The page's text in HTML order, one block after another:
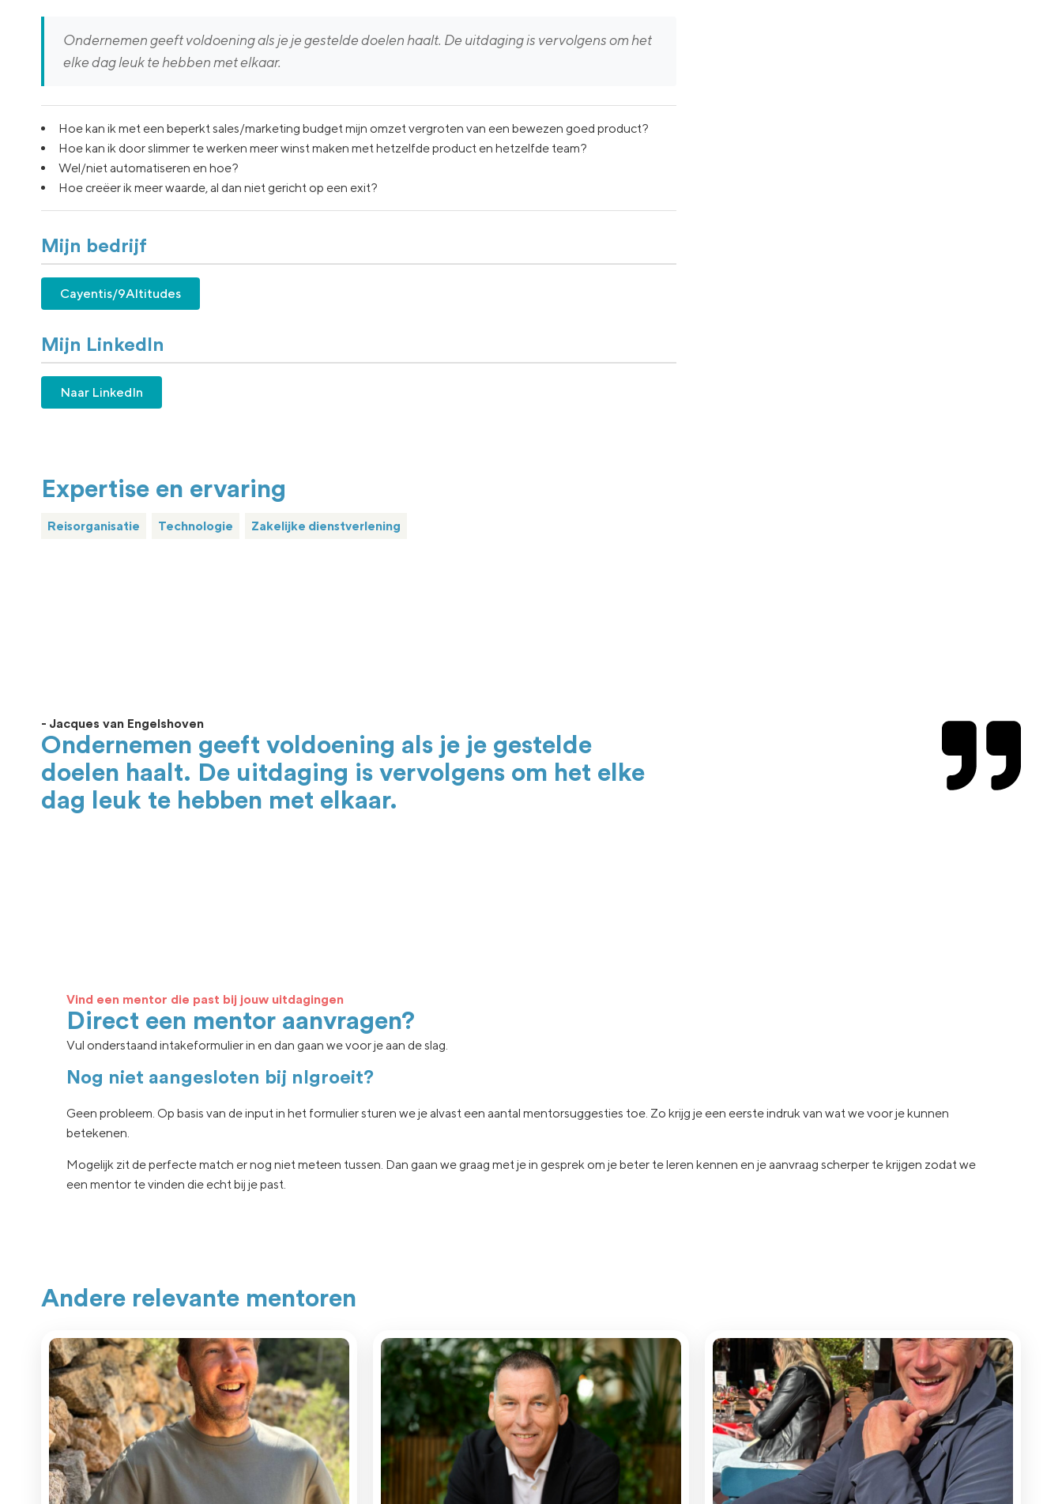
Ondernemen geeft voldoening als je je gestelde doelen haalt. De uitdaging is vervolgens om het
elke dag leuk te hebben met elkaar.
Hoe kan ik met een beperkt sales/marketing budget mijn omzet vergroten van een bewezen goed product?
Hoe kan ik door slimmer te werken meer winst maken met hetzelfde product en hetzelfde team?
Wel/niet automatiseren en hoe?
Hoe creëer ik meer waarde, al dan niet gericht op een exit?
Mijn bedrijf
Cayentis/9Altitudes
Mijn LinkedIn
Naar LinkedIn
Expertise en ervaring
Reisorganisatie Technologie Zakelijke dienstverlening
- Jacques van Engelshoven
Ondernemen geeft voldoening als je je gestelde
doelen haalt. De uitdaging is vervolgens om het elke
dag leuk te hebben met elkaar.
Vind een mentor die past bij jouw uitdagingen
Direct een mentor aanvragen?
Vul onderstaand intakeformulier in en dan gaan we voor je aan de slag.
Nog niet aangesloten bij nlgroeit?
Geen probleem. Op basis van de input in het formulier sturen we je alvast een aantal mentorsuggesties toe. Zo krijg je een eerste indruk van watwe voor je kunnen
betekenen.
Mogelijk zit deperfecte match er nog niet meteen tussen. Dan gaan we graag met je in gesprek om je beter te leren kennen en je aanvraag scherper te krijgen zodat we
een mentor te vinden die echt bij je past.
Andere relevante mentoren